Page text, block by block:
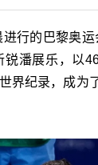
行的巴黎奥
锐潘展乐，以
界纪录，成为